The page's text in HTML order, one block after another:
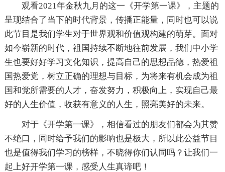
观看2021年金秋九月的这一《开学第一课》，主题的
呈现结合了当下的时代背景，传播正能量，同时也可以说
此节目是我们学生对于世界观和价值观构建的萌芽。面对
如今崭新的时代，祖国持续不断地往前发展，我们中小学
生也要好好学习文化知识，提高自己的思想品德，热爱祖
国热爱党，树立正确的理想与目标，为将来有机会成为祖
国和党所需要的人才，奋发努力，积极向上，实现自己最
好的人生价值，收获有意义的人生，照亮美好的未来。
对于《开学第一课》，相信看过的朋友们都会为其赞
不绝口，同时给予我们的影响也是极大，所以此公益节目
也是值得我们学习的榜样，不晓得你们认同吗？让我们一
起上好开学第一课，感受人生真谛吧！